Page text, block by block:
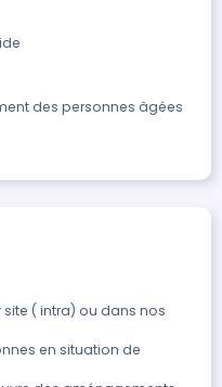
des personnes âgées
( intra) ou dans nos
en situation de